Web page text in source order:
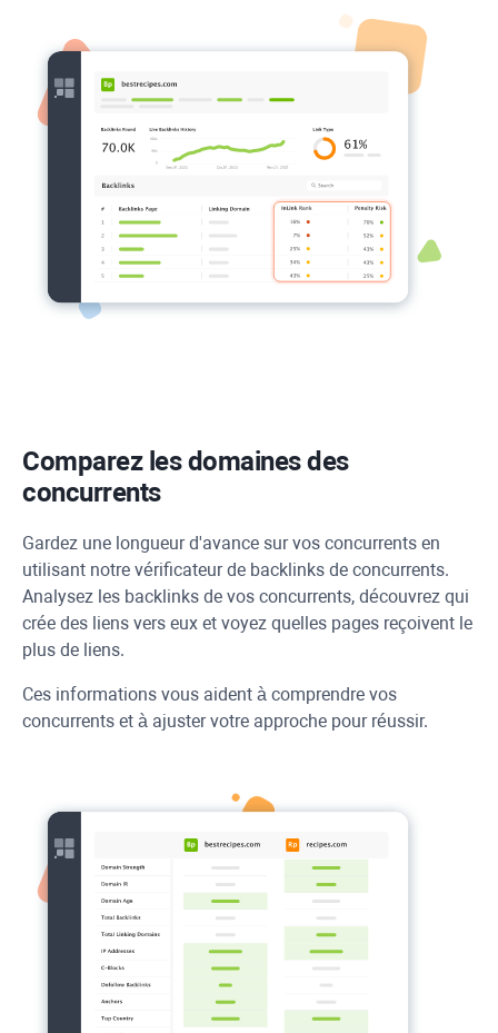
Comparez les domaines des
concurrents
Gardez une longueur d'avance sur vos concurrents en
utilisant notre vérificateur de backlinks de concurrents.
Analysez les backlinks de vos concurrents, découvrez qui
crée des liens vers eux et voyez quelles pages reçoivent le
plus de liens.
Ces informations vous aident à comprendre vos
concurrents et à ajuster votre approche pour réussir.